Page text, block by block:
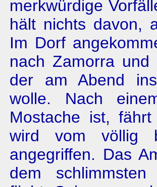
merkwürdige
hält nichts davon,
Im Dorf
nach Zamorra
der am Abend
wolle. Nach
Mostache ist,
wird vom völlig
angegriffen. Das
dem